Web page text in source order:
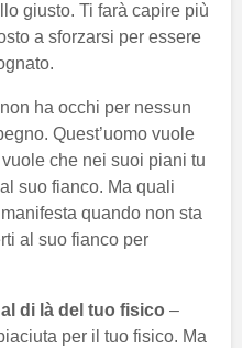
giusto. Ti farà capire più
a sforzarsi per essere
ha occhi per nessun
Quest’uomo vuole
che nei suoi piani tu
suo fianco. Ma quali
quando non sta
al suo fianco per
di là del tuo fisico –
per il tuo fisico. Ma